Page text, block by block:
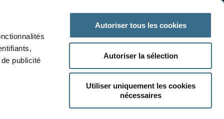
publicité
Autoriser tous les cookies
Autoriser la sélection
Utiliser uniquement les cookies
nécessaires